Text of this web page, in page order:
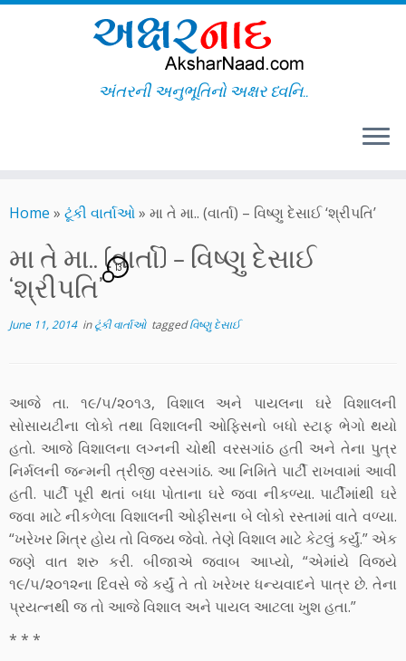
to
અંતરની અનુભૂતિનો અક્ષર ધ્વનિ..
Home » ટૂંકી વાર્તાઓ» મા તે મા.. (વાર્તા) – વિષ્ણુ દેસાઈ ‘શ્રીપતિ’
મા તે મા.. (વાર્તા) – વિષ્ણુ દેસાઈ
‘શ્રીપતિ’
13
June 11, 2014inટૂંકી વાર્તાઓ taggedવિષ્ણુ દેસાઈ
આજે તા. ૧૯/૫/૨૦૧૩, વિશાલ અને પાયલના ઘરે વિશાલની
સોસાયટીના લોકો તથા વિશાલની ઓફિસનો બધો સ્ટાફ ભેગો થયો
હતો. આજે વિશાલના લગ્નની ચોથી વરસગાંઠ હતી અને તેના પુત્ર
નિર્મલની જન્મની ત્રીજી વરસગાંઠ. આ નિમિતે પાર્ટી રાખવામાં આવી
હતી. પાર્ટી પૂરી થતાં બધા પોતાના ઘરે જવા નીકળ્યા. પાર્ટીમાંથી ઘરે
જવા માટે નીકળેલા વિશાલની ઓફીસના બે લોકો રસ્તામાં વાતે વળ્યા.
“ખરેખર મિત્ર હોય તો વિજય જેવો. તેણે વિશાલ માટે કેટલું કર્યું.” એક
જણે વાત શરુ કરી. બીજાએ જવાબ આપ્યો, “એમાંયે વિજયે
૧૯/૫/૨૦૧૨ના દિવસે જે કર્યું તે તો ખરેખર ધન્યવાદને પાત્ર છે. તેના
પ્રયત્નથી જ તો આજે વિશાલ અને પાયલ આટલા ખુશ હતા.”
* * *